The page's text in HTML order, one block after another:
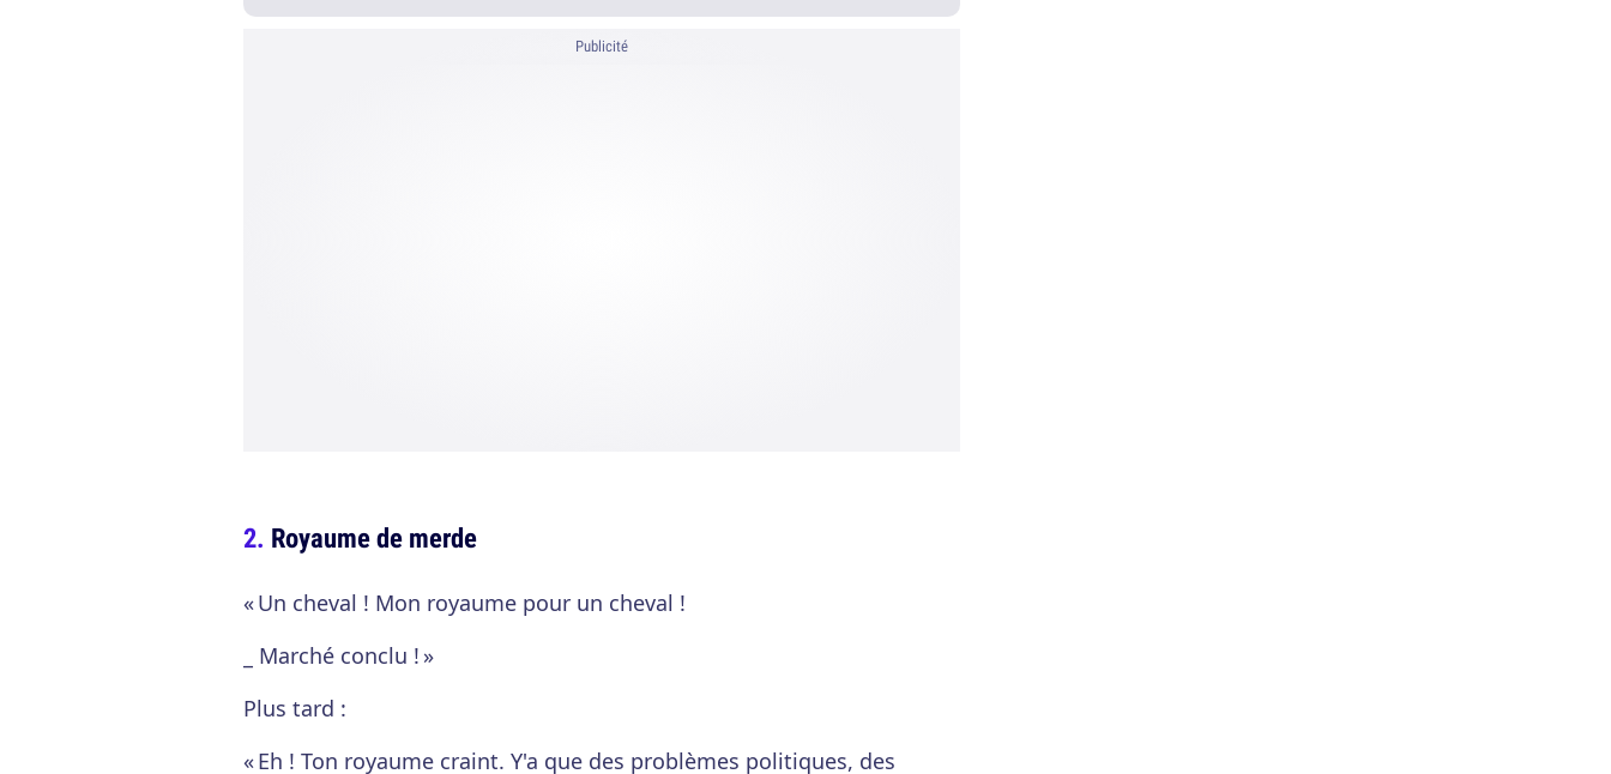
Publicité
Royaume de merde
« Un cheval ! Mon royaume pour un cheval !
_ Marché conclu ! »
Plus tard :
« Eh ! Ton royaume craint. Y'a que des problèmes politiques, des